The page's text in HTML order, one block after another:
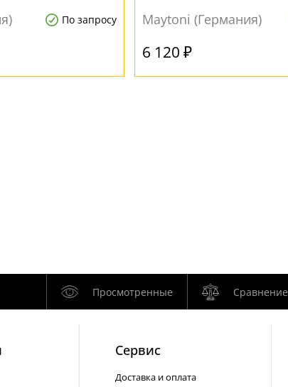
По запросу Maytoni (Германия)
6 120 ₽
Просмотренные Сравнение
Cервис
Доставка и оплата